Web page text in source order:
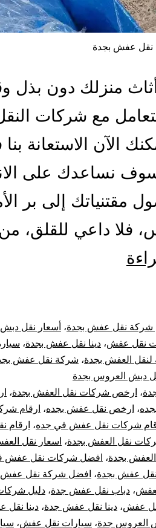
نقل عفش بجدة
منزلك دون بذل
مع شركات
الآن الاستعانة
نساعدك على
مقتنياتك إلى بر
فلا داعي للقلق،
بجدة
ارخص
شركات
نقل
الاثاث
في
جده
شركة نقل عفش بجدة، أسعار نقل
نقل عفش، دينا نقل عفش بجدة،
العفش بجدة، شركة نقل عفش
دبش العروس بجدة
، ارخص شركات نقل العفش بجدة،
، ارخص نقل عفش بجده، ارقام
شركات نقل عفش في جده، ارقام
نقل العفش بجدة، اسعار نقل
بجدة، افضل شركات نقل عفش
عفش بجدة، افضل شركة نقل
، دباب نقل عفش جدة، دليل
عفش، دينا نقل عفش جدة، دينا
العروس جدة، سيارات نقل عفش،